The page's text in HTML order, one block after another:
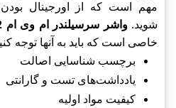
مهم است که از اورجینال
شوید.واشر سرسیلندر ام وی ام X22 اصل
خاصی است که باید به آنها توجه
برچسب شناسایی اصالت
یادداشت‌های تست و گارانتی
کیفیت مواد اولیه